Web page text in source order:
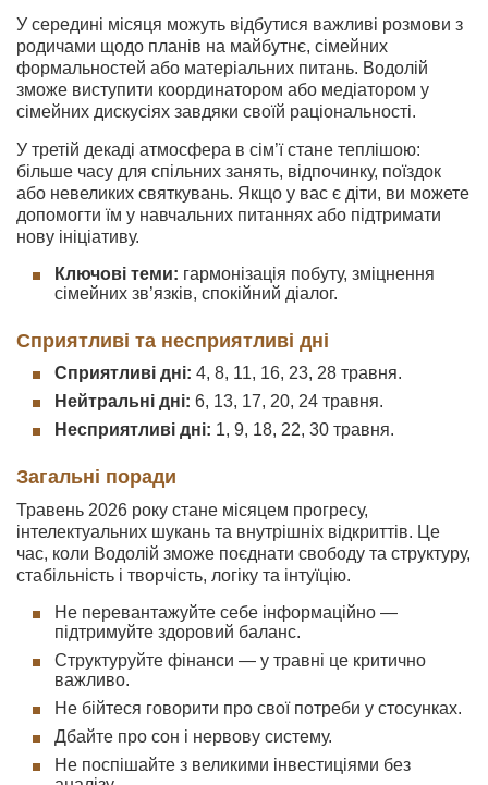
У середині місяця можуть відбутися важливі розмови з
родичами щодо планів на майбутнє, сімейних
формальностей або матеріальних питань. Водолій
зможе виступити координатором або медіатором у
сімейних дискусіях завдяки своїй раціональності.
У третій декаді атмосфера в сім’ї стане теплішою:
більше часу для спільних занять, відпочинку, поїздок
або невеликих святкувань. Якщо у вас є діти, ви можете
допомогти їм у навчальних питаннях або підтримати
нову ініціативу.
Ключові теми: гармонізація побуту, зміцнення
сімейних зв’язків, спокійний діалог.
Сприятливі та несприятливі дні
Сприятливі дні: 4, 8, 11, 16, 23, 28 травня.
Нейтральні дні: 6, 13, 17, 20, 24 травня.
Несприятливі дні: 1, 9, 18, 22, 30 травня.
Загальні поради
Травень 2026 року стане місяцем прогресу,
інтелектуальних шукань та внутрішніх відкриттів. Це
час, коли Водолій зможе поєднати свободу та структуру,
стабільність і творчість, логіку та інтуїцію.
Не перевантажуйте себе інформаційно —
підтримуйте здоровий баланс.
Структуруйте фінанси — у травні це критично
важливо.
Не бійтеся говорити про свої потреби у стосунках.
Дбайте про сон і нервову систему.
Не поспішайте з великими інвестиціями без